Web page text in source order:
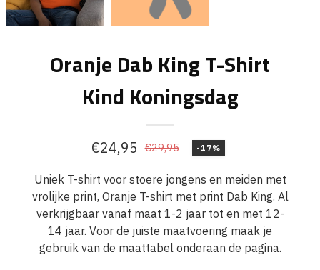
Oranje Dab King T-Shirt
Kind Koningsdag
€29,95
Oorspronkelijke
prijs
was:
€29,95.
€24,95
Huidige
prijs
is:
€24,95.
-17%
Uniek T-shirt voor stoere jongens en meiden met
vrolijke print, Oranje T-shirt met print Dab King. Al
verkrijgbaar vanaf maat 1-2 jaar tot en met 12-
14 jaar. Voor de juiste maatvoering maak je
gebruik van de maattabel onderaan de pagina.